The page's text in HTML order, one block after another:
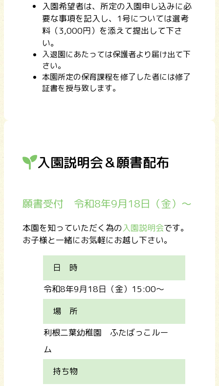
入園希望者は、所定の入園申し込みに必
要な事項を記入し、1号については選考
料（3,000円）を添えて提出して下さ
い。
入退園にあたっては保護者より届け出て下
さい。
本園所定の保育課程を修了した者には修了
証書を授与致します。
入園説明会＆願書配布
願書受付 令和8年9月18日（金）～
本園を知っていただく為の入園説明会です。
お子様と一緒にお気軽にお越し下さい。
日 時
令和8年9月18日（金）15:00～
場 所
利根二葉幼稚園 ふたばっこルー
ム
持ち物